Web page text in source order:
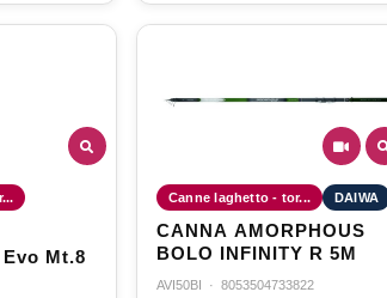
Mt.8
Canne laghetto - tor... DAIWA
CANNA AMORPHOUS
BOLO INFINITY R 5M
AVI50BI · 8053504733822